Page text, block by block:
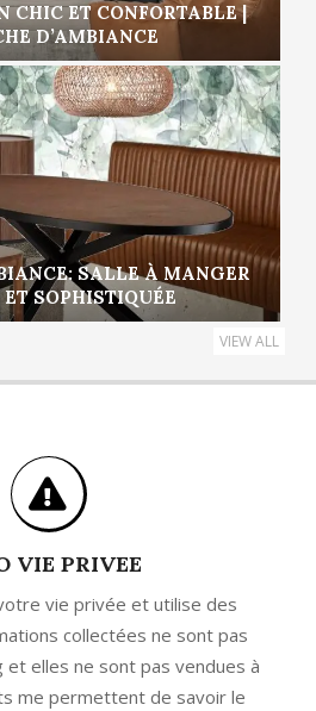
CHIC ET CONFORTABLE |
D’AMBIANCE
SALLE À MANGER
SOPHISTIQUÉE
VIEW ALL
VIE PRIVEE
vie privée et utilise des
collectées ne sont pas
et elles ne sont pas vendues à
me permettent de savoir le